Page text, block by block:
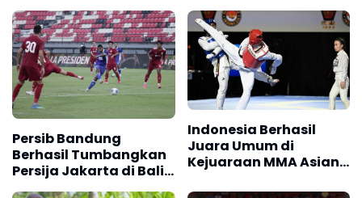
Persib Bandung
Berhasil Tumbangkan
Persija Jakarta di Bali,
Skor 2 -1
Indonesia Berhasil
Juara Umum di
Kejuaraan MMA Asian